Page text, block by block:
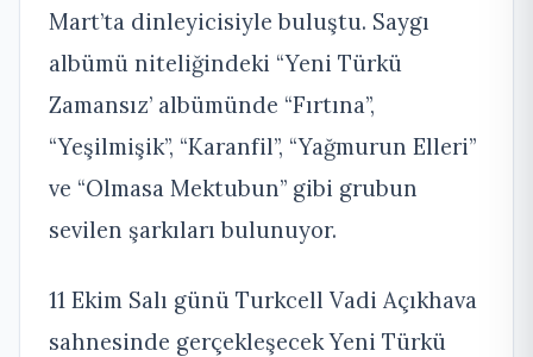
Mart’ta dinleyicisiyle buluştu. Saygı
albümü niteliğindeki “Yeni Türkü
Zamansız’ albümünde “Fırtına”,
“Yeşilmişik”, “Karanfil”, “Yağmurun Elleri”
ve “Olmasa Mektubun” gibi grubun
sevilen şarkıları bulunuyor.
11 Ekim Salı günü Turkcell Vadi Açıkhava
sahnesinde gerçekleşecek Yeni Türkü